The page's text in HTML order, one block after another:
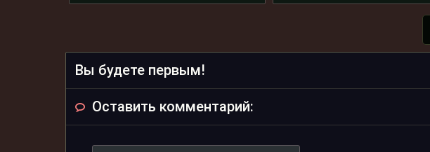
Вы будете первым!
Оставить комментарий: